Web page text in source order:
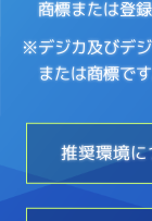
商標または登録
※デジカ及びデ
または商標です
推奨環境